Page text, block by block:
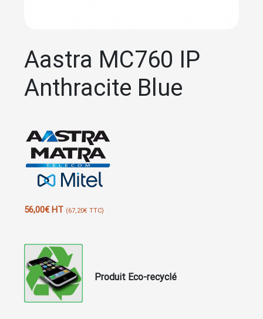
Aastra MC760 IP
Anthracite Blue
56,00€HT (67,20€ TTC)
Produit Eco-recyclé